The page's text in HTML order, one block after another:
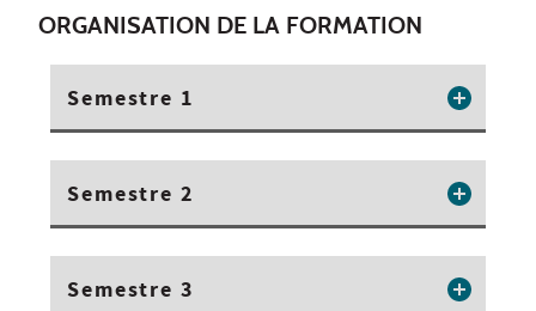
ORGANISATION DE LA FORMATION
Semestre 1
Semestre 2
Semestre 3